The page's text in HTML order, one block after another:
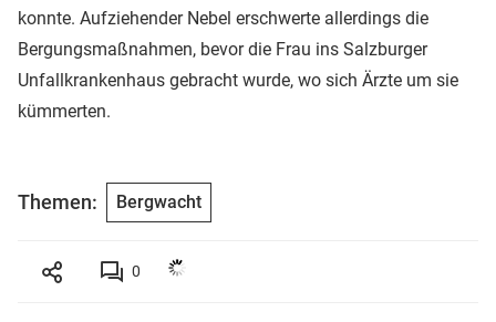
konnte. Aufziehender Nebel erschwerte allerdings die
Bergungsmaßnahmen, bevor die Frau ins Salzburger
Unfallkrankenhaus gebracht wurde, wo sich Ärzte um sie
kümmerten.
Themen: Bergwacht
0